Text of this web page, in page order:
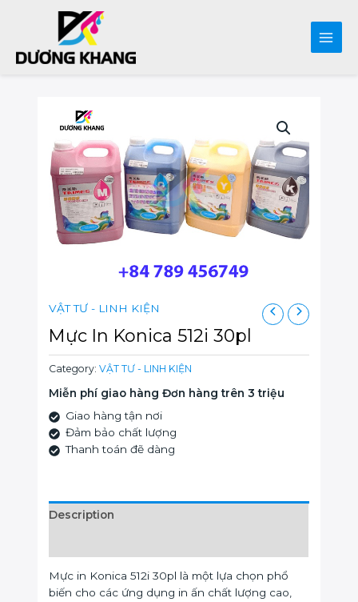
VẬT TƯ - LINH KIỆN
Mực In Konica 512i 30pl
Category:VẬT TƯ - LINH KIỆN
Miễn phí giao hàng Đơn hàng trên 3 triệu
Giao hàng tận nơi
Đảm bảo chất lượng
Thanh toán đẽ dàng
Description
Mực in Konica 512i 30pl là một lựa chọn phổ
biến cho các ứng dụng in ấn chất lượng cao,